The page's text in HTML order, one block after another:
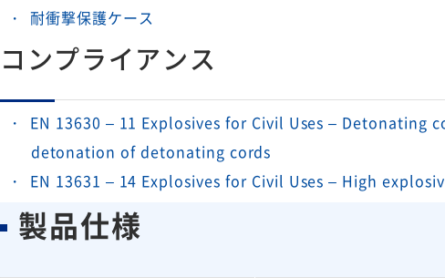
耐衝撃保護ケース
コンプライアンス
EN 13630 – 11 Explosives for Civil Uses –
detonation of detonating cords
EN 13631 – 14 Explosives for Civil Uses – High
製品仕様